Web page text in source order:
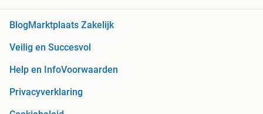
Blog Marktplaats Zakelijk
Veilig en Succesvol
Help en InfoVoorwaarden
Privacyverklaring